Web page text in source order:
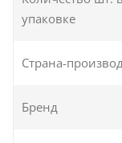
упаковке
Страна-
Бренд